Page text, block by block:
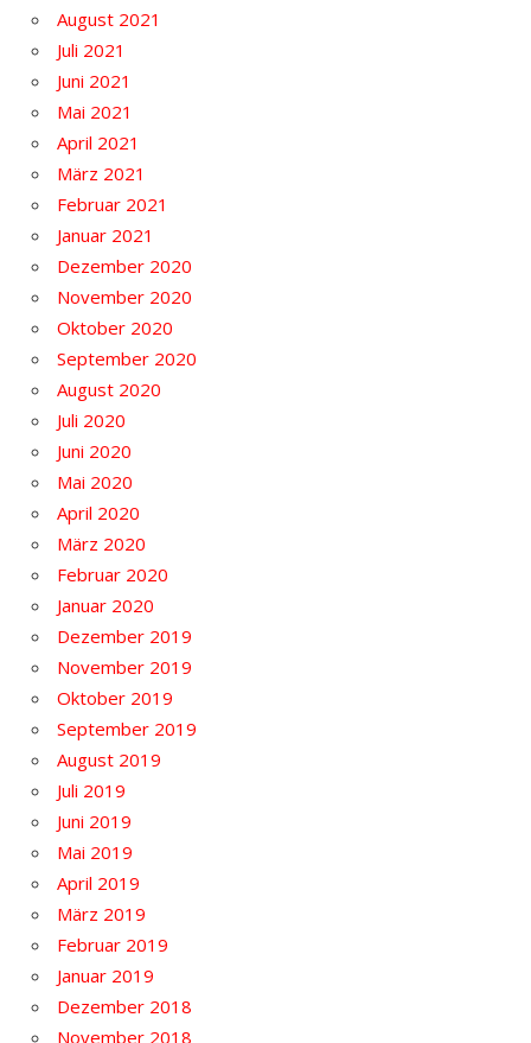
August 2021
Juli 2021
Juni 2021
Mai 2021
April 2021
März 2021
Februar 2021
Januar 2021
Dezember 2020
November 2020
Oktober 2020
September 2020
August 2020
Juli 2020
Juni 2020
Mai 2020
April 2020
März 2020
Februar 2020
Januar 2020
Dezember 2019
November 2019
Oktober 2019
September 2019
August 2019
Juli 2019
Juni 2019
Mai 2019
April 2019
März 2019
Februar 2019
Januar 2019
Dezember 2018
November 2018